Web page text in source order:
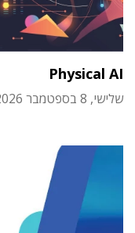
Physical AI
שלישי, 8 בספטמבר 2026